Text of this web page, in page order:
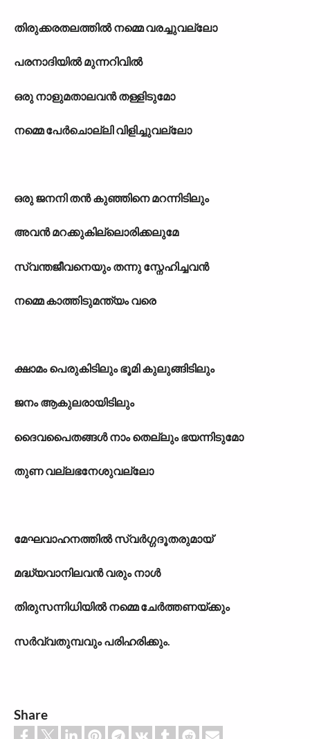
തിരുക്കരതലത്തിൽ നമ്മെ വരച്ചുവല്ലോ
പരനാദിയിൽ മുന്നറിവിൽ
ഒരു നാളുമതാലവൻ തള്ളിടുമോ
നമ്മെ പേർചൊല്ലി വിളിച്ചുവല്ലോ
ഒരു ജനനി തൻ കുഞ്ഞിനെ മറന്നിടിലും
അവൻ മറക്കുകില്ലൊരിക്കലുമേ
സ്വന്തജീവനെയും തന്നു സ്നേഹിച്ചവൻ
നമ്മെ കാത്തിടുമന്ത്യം വരെ
ക്ഷാമം പെരുകിടിലും ഭൂമി കുലുങ്ങിടിലും
ജനം ആകുലരായിടിലും
ദൈവപൈതങ്ങൾ നാം തെല്ലും ഭയന്നിടുമോ
തുണ വല്ലഭനേശുവല്ലോ
മേഘവാഹനത്തിൽ സ്വർഗ്ഗദൂതരുമായ്
മദ്ധ്യവാനിലവൻ വരും നാൾ
തിരുസന്നിധിയിൽ നമ്മെ ചേർത്തണയ്ക്കും
സർവ്വതുമ്പവും പരിഹരിക്കും.
Share